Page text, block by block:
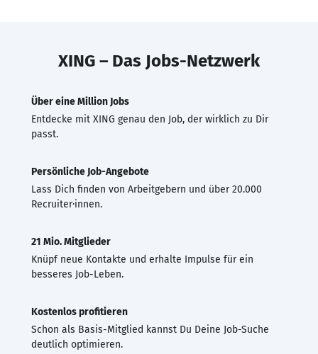
XING – Das Jobs-Netzwerk
Über eine Million Jobs
Entdecke mit XING genau den Job, der wirklich zu Dir
passt.
Persönliche Job-Angebote
Lass Dich finden von Arbeitgebern und über 20.000
Recruiter·innen.
21 Mio. Mitglieder
Knüpf neue Kontakte und erhalte Impulse für ein
besseres Job-Leben.
Kostenlos profitieren
Schon als Basis-Mitglied kannst Du Deine Job-Suche
deutlich optimieren.